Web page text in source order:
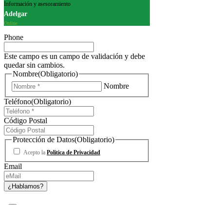
Información y asesoramiento
Adelgar
Online
Phone
Este campo es un campo de validación y debe
quedar sin cambios.
Nombre(Obligatorio)
Nombre
Teléfono(Obligatorio)
Código Postal
Protección de Datos(Obligatorio)
Acepto la Política de Privacidad
Email